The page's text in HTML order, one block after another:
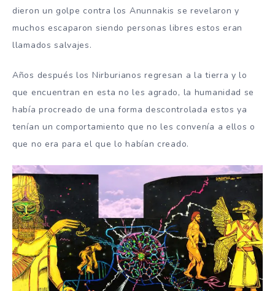
dieron un golpe contra los Anunnakis se revelaron y
muchos escaparon siendo personas libres estos eran
llamados salvajes.
Años después los Nirburianos regresan a la tierra y lo
que encuentran en esta no les agrado, la humanidad se
había procreado de una forma descontrolada estos ya
tenían un comportamiento que no les convenía a ellos o
que no era para el que lo habían creado.